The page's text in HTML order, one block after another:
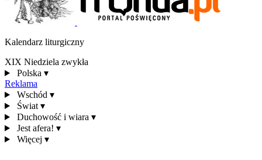
Kalendarz liturgiczny
XIX Niedziela zwykła
Polska ▾
Reklama
Wschód ▾
Świat ▾
Duchowość i wiara ▾
Jest afera! ▾
Więcej ▾